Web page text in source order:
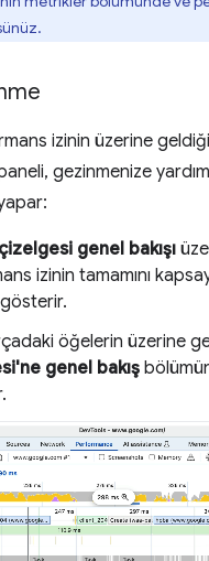
izinin üzerine
gezinmenize
genel bakışı
izinin tamamını
öğelerin üzerine
genel bakış